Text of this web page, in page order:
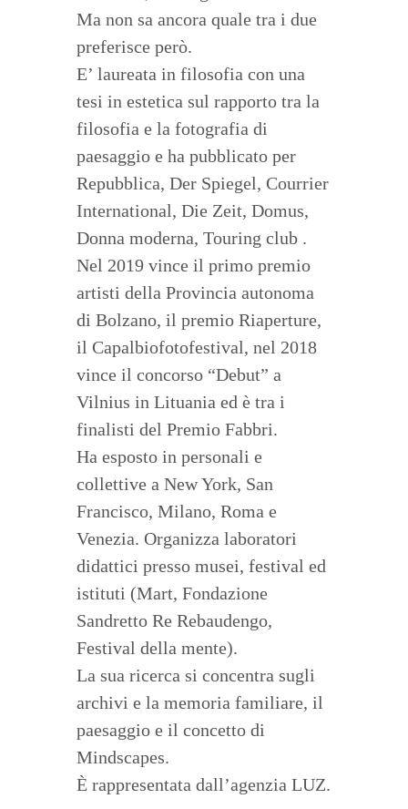
Ma non sa ancora quale tra i due
preferisce però.
E’ laureata in filosofia con una
tesi in estetica sul rapporto tra la
filosofia e la fotografia di
paesaggio e ha pubblicato per
Repubblica, Der Spiegel, Courrier
International, Die Zeit, Domus,
Donna moderna, Touring club .
Nel 2019 vince il primo premio
artisti della Provincia autonoma
di Bolzano, il premio Riaperture,
il Capalbiofotofestival, nel 2018
vince il concorso “Debut” a
Vilnius in Lituania ed è tra i
finalisti del Premio Fabbri.
Ha esposto in personali e
collettive a New York, San
Francisco, Milano, Roma e
Venezia. Organizza laboratori
didattici presso musei, festival ed
istituti (Mart, Fondazione
Sandretto Re Rebaudengo,
Festival della mente).
La sua ricerca si concentra sugli
archivi e la memoria familiare, il
paesaggio e il concetto di
Mindscapes.
È rappresentata dall’agenzia LUZ.